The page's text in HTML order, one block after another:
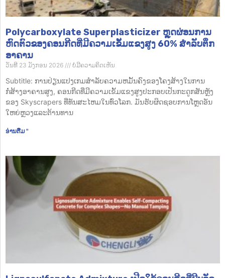
Polycarboxylate Superplasticizer ຫຼຸດຜ່ອນການ
ຫົດຕົວຂອງຄອນກີດທີ່ມີຄວາມເຂັ້ມແຂງສູງ 60% ສໍາລັບຕຶກ
ອາຄານ
ວັນທີ 23 ມັງກອນ 2026 ບໍ່​ມີ​ຄວາມ​ຄິດ​ເຫັນ
Subtitle: ການປ່ຽນແປງເກມສໍາລັບຄວາມຫມັ້ນຄົງຂອງໂຄງສ້າງໃນການ
ກໍ່ສ້າງອາຄານສູງ, ຄອນກີດທີ່ມີຄວາມເຂັ້ມແຂງສູງປະກອບເປັນກະດູກສັນຫຼັງ
ຂອງ Skyscrapers ທີ່ທັນສະໄຫມໃນທົ່ວໂລກ. ມັນຮັບຜິດຊອບການໂຫຼດອັນ
ໃຫຍ່ຫຼວງແລະຕ້ານທານ
ອ່ານ​ຕື່ມ "